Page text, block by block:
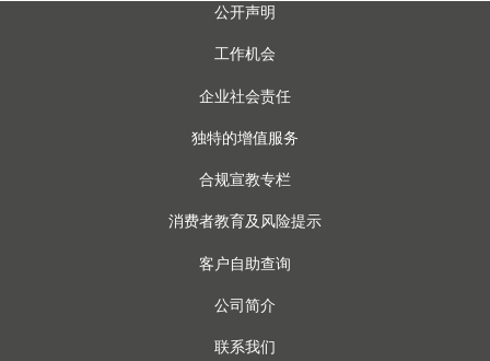
公开声明
工作机会
企业社会责任
独特的增值服务
合规宣教专栏
消费者教育及风险提示
客户自助查询
公司简介
联系我们